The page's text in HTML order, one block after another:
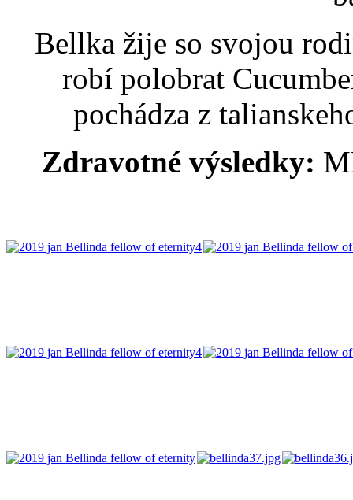
Bellka žije so svojou
robí polobrat
pochádza z
Zdravotné výsledky: